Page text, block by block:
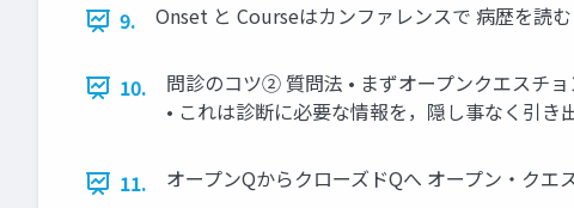
9. Onset と Courseはカンファレンスで 病歴を読
10.
問診のコツ② 質問法 • まずオープンクエスチ
• これは診断に必要な情報を，隠し事なく引き
11. オープンQからクローズドQへ オープン・ク